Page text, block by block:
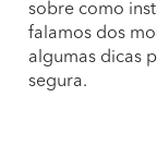
sobre como
falamos dos
algumas dicas
segura.